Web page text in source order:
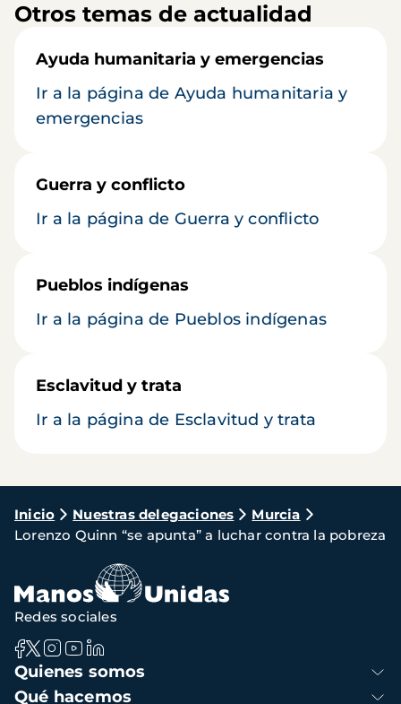
Otros temas de actualidad
Ayuda humanitaria y emergencias
Ir a la página de Ayuda humanitaria y
emergencias
Guerra y conflicto
Ir a la página de Guerra y conflicto
Pueblos indígenas
Ir a la página de Pueblos indígenas
Esclavitud y trata
Ir a la página de Esclavitud y trata
Ruta
de
navegación
Inicio Nuestras delegaciones
Murcia
Lorenzo Quinn “se apunta” a luchar contra la pobreza
Navegación
principal
Quienes somos
Qué hacemos
Redes sociales